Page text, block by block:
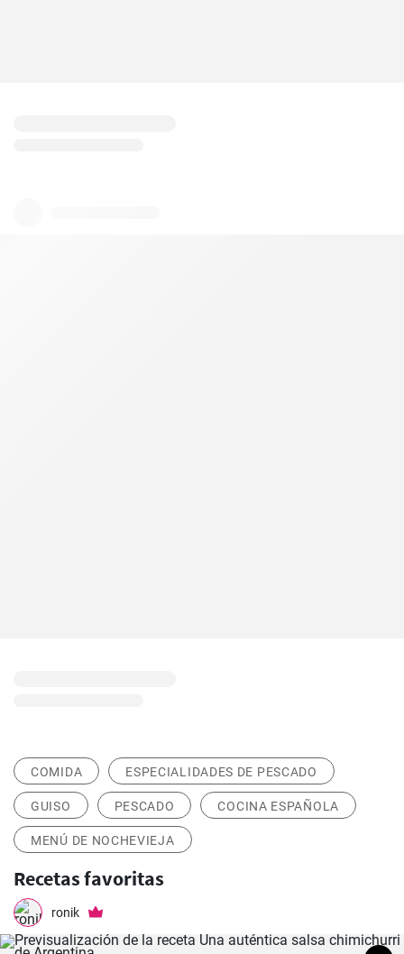
COMIDA ESPECIALIDADES DE PESCADO
GUISO PESCADO COCINA ESPAÑOLA
MENÚ DE NOCHEVIEJA
Recetas favoritas
ronik